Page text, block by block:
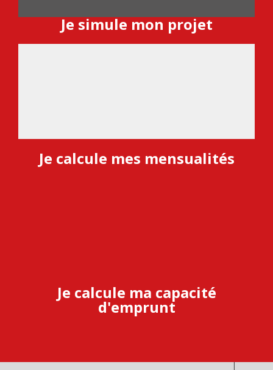
Je simule mon projet
Je calcule mes mensualités
Je calcule ma capacité
d'emprunt